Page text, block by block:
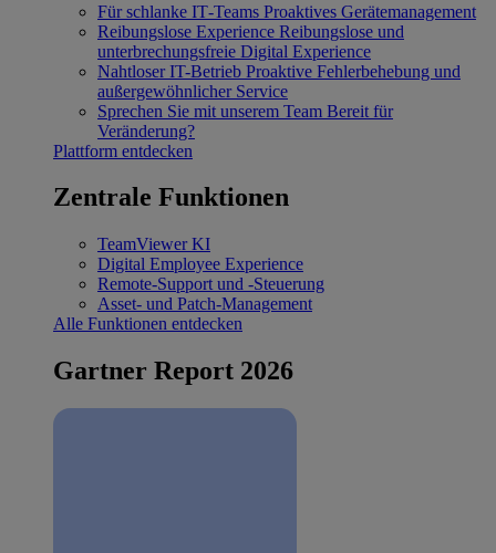
Für schlanke IT‐Teams Proaktives Gerätemanagement
Reibungslose Experience Reibungslose und
unterbrechungsfreie Digital Experience
Nahtloser IT-Betrieb Proaktive Fehlerbehebung und
außergewöhnlicher Service
Sprechen Sie mit unserem Team Bereit für
Veränderung?
Plattform entdecken
Zentrale Funktionen
TeamViewer KI
Digital Employee Experience
Remote-Support und -Steuerung
Asset- und Patch-Management
Alle Funktionen entdecken
Gartner Report 2026